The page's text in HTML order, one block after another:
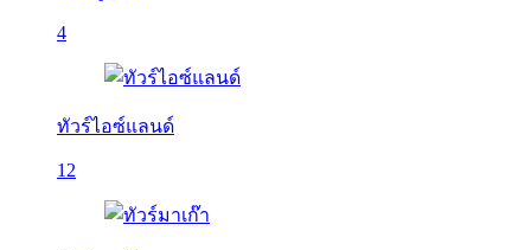
4
ทัวร์ไอซ์แลนด์
12